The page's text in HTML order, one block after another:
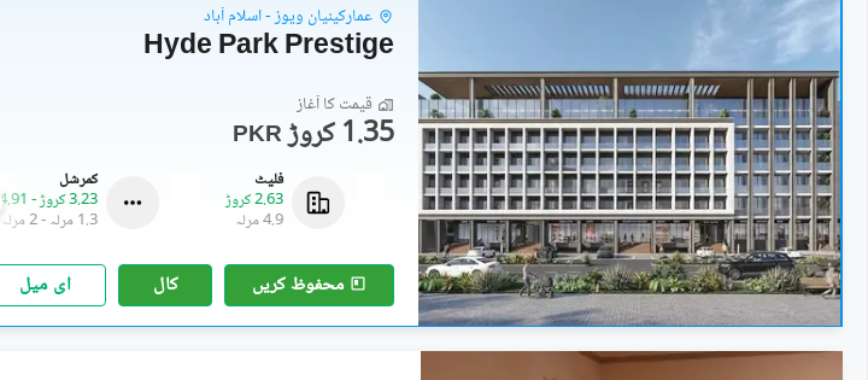
عمارکینیان ویوز - اسلام آباد
Hyde Park Prestige
قیمت کا آغاز
PKR 1.35 کروڑ
کمرشل
3.23 کروڑ
- 4.91 کروڑ
1.3 مرلہ
-2 مرلہ
فلیٹ
2.63 کروڑ
4.9 مرلہ
فلیٹ
2.99 کروڑ
5.6 مرلہ
محفوظ کریں کال ای میل